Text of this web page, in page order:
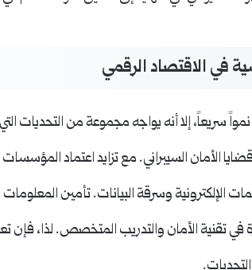
في الاقتصاد الرقمي
سريعاً، إلا أنه يواجه مجموعة من التحديات
الأمان السيبراني. مع تزايد اعتماد المؤسسات
الإلكترونية وسرقة البيانات. تأمين
تقنية الأمان والتدريب المتخصص. لذا، فإن